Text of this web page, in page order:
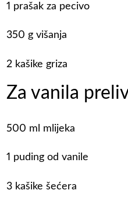
1 prašak za pecivo
350 g višanja
2 kašike griza
Za vanila
500 ml mlijeka
1 puding od vanile
3 kašike šećera